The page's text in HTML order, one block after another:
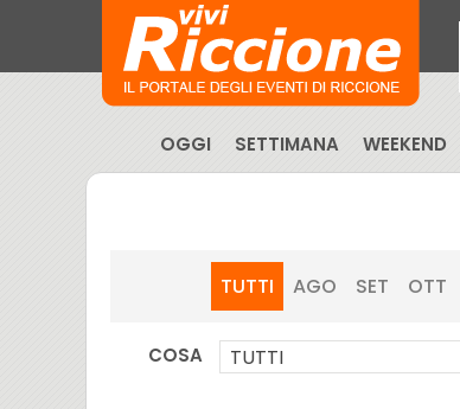
OGGI SETTIMANA WEEKEND
TUTTI AGO SET OTT
COSA TUTTI